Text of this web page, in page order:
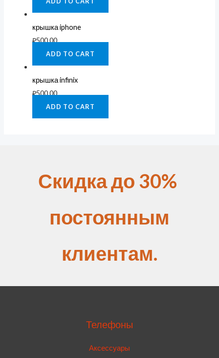
крышка iphone
₽500.00
ADD TO CART
крышка infinix
₽500.00
ADD TO CART
Скидка до 30%
постоянным
клиентам.
Телефоны
Аксессуары